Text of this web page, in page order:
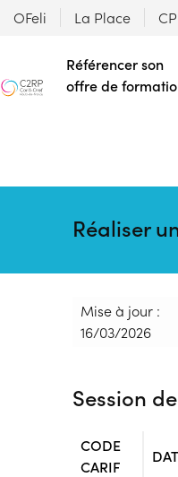
OFeli La Place
Référencer son
offre de
Réaliser
Mise à jour :
16/03/2026
Session
CODE
CARIF